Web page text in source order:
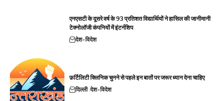
एनएसटी के दूसरे वर्ष के 93 प्रतिशत विद्यार्थियों ने हासिल की जानीमानी
टेक्नोलॉजी कंपनियों में इंटर्नशिप
देश-विदेश
फ़र्टिलिटी क्लिनिक चुनने से पहले इन बातों पर जरूर ध्यान देना चाहिए
दिल्ली देश-विदेश